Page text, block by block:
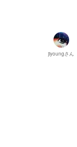
jiyoungさん